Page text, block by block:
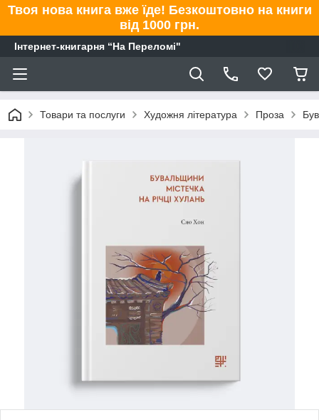
Твоя нова книга вже їде! Безкоштовно на книги
від 1000 грн.
Інтернет-книгарня “На Переломі"
Товари та послуги Художня література Проза